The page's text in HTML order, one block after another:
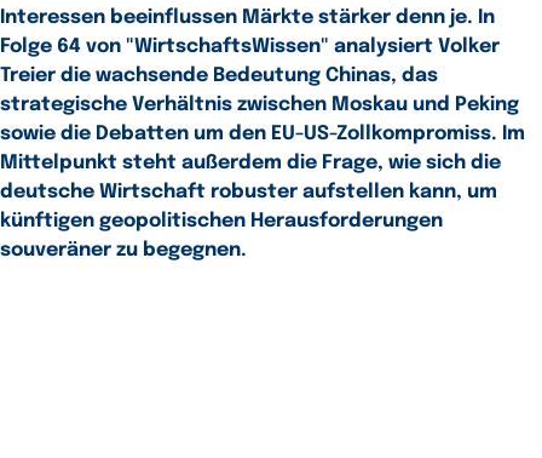
Interessen beeinflussen Märkte stärker denn je. In
Folge 64 von "WirtschaftsWissen" analysiert Volker
Treier die wachsende Bedeutung Chinas, das
strategische Verhältnis zwischen Moskau und Peking
sowie die Debatten um den EU-US-Zollkompromiss. Im
Mittelpunkt steht außerdem die Frage, wie sich die
deutsche Wirtschaft robuster aufstellen kann, um
künftigen geopolitischen Herausforderungen
souveräner zu begegnen.